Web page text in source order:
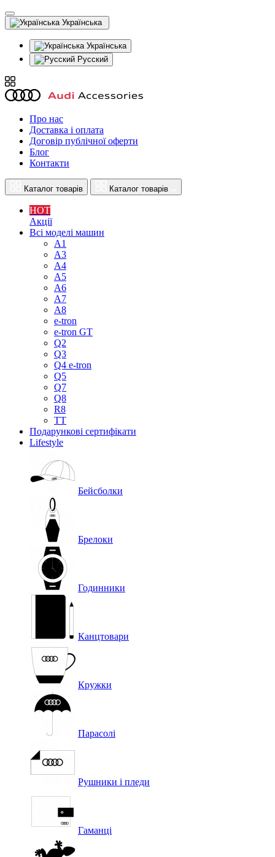
Українська
Українська
Русский
Про нас
Доставка і оплата
Договір публічної оферти
Блог
Контакти
Каталог товарів Каталог товарів
HOT
Акції
Всі моделі машин
A1
A3
A4
A5
A6
A7
A8
e-tron
e-tron GT
Q2
Q3
Q4 e-tron
Q5
Q7
Q8
R8
TT
Подарункові сертифікати
Lifestyle
Бейсболки
Брелоки
Годинники
Канцтовари
Кружки
Парасолі
Рушники і пледи
Гаманці